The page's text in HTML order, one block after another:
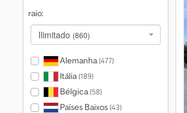
raio:
Ilimitado (860)
Alemanha(477)
Itália(189)
Bélgica(58)
Países Baixos(43)